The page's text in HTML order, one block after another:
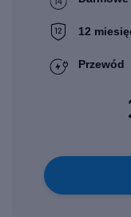
12
Przewód